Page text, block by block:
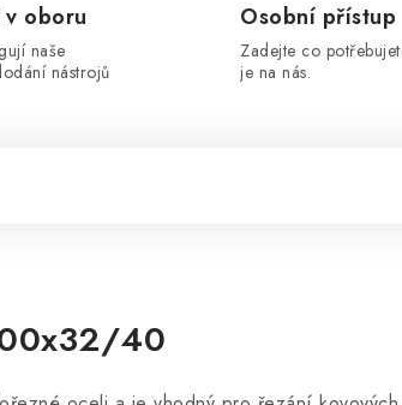
v oboru
naše
nástrojů
Osobní přístup
Zadejte co
je na nás.
40